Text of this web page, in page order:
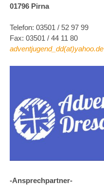
01796 Pirna
Telefon: 03501 / 52 97 99
Fax: 03501 / 44 11 80
adventjugend_dd(at)yahoo.de
-Ansprechpartner-